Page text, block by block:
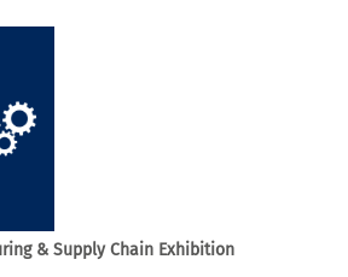
de 27 a 28 de maio de 2026
dedicada à indústria